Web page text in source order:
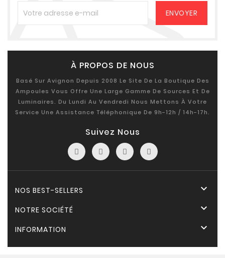
À PROPOS DE NOUS
Basé Sur Avignon Depuis 2008 Le Site De La Boutique Des
Ampoules Vous Offre Une Large Gamme De Sources Et De
Luminaires. Du Lundi Au Vendredi Nous Mettons À Votre
Service Une Assistance Téléphonique De 9h-12h / 14h-17h.
Suivez Nous
NOS BEST-SELLERS 
NOTRE SOCIÉTÉ 
INFORMATION 